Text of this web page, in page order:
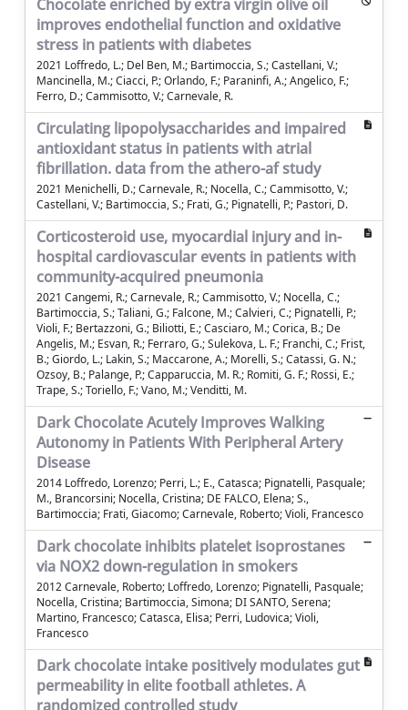
Chocolate enriched by extra virgin olive oil
improves endothelial function and oxidative
stress in patients with diabetes
2021 Loffredo, L.; Del Ben, M.; Bartimoccia, S.; Castellani, V.;
Mancinella, M.; Ciacci, P.; Orlando, F.; Paraninfi, A.; Angelico, F.;
Ferro, D.; Cammisotto, V.; Carnevale, R.
Circulating lipopolysaccharides and impaired
antioxidant status in patients with atrial
fibrillation. data from the athero-af study
2021 Menichelli, D.; Carnevale, R.; Nocella, C.; Cammisotto, V.;
Castellani, V.; Bartimoccia, S.; Frati, G.; Pignatelli, P.; Pastori, D.
Corticosteroid use, myocardial injury and in-
hospital cardiovascular events in patients with
community-acquired pneumonia
2021 Cangemi, R.; Carnevale, R.; Cammisotto, V.; Nocella, C.;
Bartimoccia, S.; Taliani, G.; Falcone, M.; Calvieri, C.; Pignatelli, P.;
Violi, F.; Bertazzoni, G.; Biliotti, E.; Casciaro, M.; Corica, B.; De
Angelis, M.; Esvan, R.; Ferraro, G.; Sulekova, L. F.; Franchi, C.; Frist,
B.; Giordo, L.; Lakin, S.; Maccarone, A.; Morelli, S.; Catassi, G. N.;
Ozsoy, B.; Palange, P.; Capparuccia, M. R.; Romiti, G. F.; Rossi, E.;
Trape, S.; Toriello, F.; Vano, M.; Venditti, M.
Dark Chocolate Acutely Improves Walking
Autonomy in Patients With Peripheral Artery
Disease
2014 Loffredo, Lorenzo; Perri, L.; E., Catasca; Pignatelli, Pasquale;
M., Brancorsini; Nocella, Cristina; DE FALCO, Elena; S.,
Bartimoccia; Frati, Giacomo; Carnevale, Roberto; Violi, Francesco
Dark chocolate inhibits platelet isoprostanes
via NOX2 down-regulation in smokers
2012 Carnevale, Roberto; Loffredo, Lorenzo; Pignatelli, Pasquale;
Nocella, Cristina; Bartimoccia, Simona; DI SANTO, Serena;
Martino, Francesco; Catasca, Elisa; Perri, Ludovica; Violi,
Francesco
Dark chocolate intake positively modulates gut
permeability in elite football athletes. A
randomized controlled study